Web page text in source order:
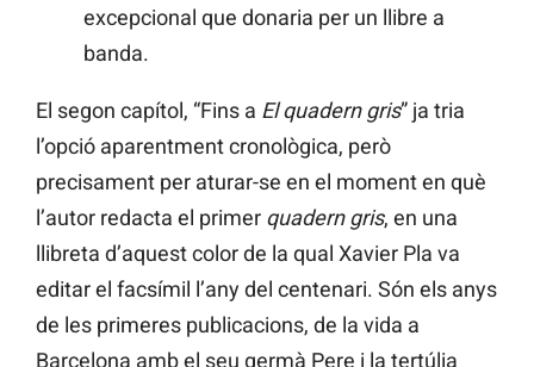
excepcional que donaria per un llibre a
banda.
El segon capítol, “Fins a El quadern gris” ja tria
l’opció aparentment cronològica, però
precisament per aturar-se en el moment en què
l’autor redacta el primer quadern gris, en una
llibreta d’aquest color de la qual Xavier Pla va
editar el facsímil l’any del centenari. Són els anys
de les primeres publicacions, de la vida a
Barcelona amb el seu germà Pere i la tertúlia